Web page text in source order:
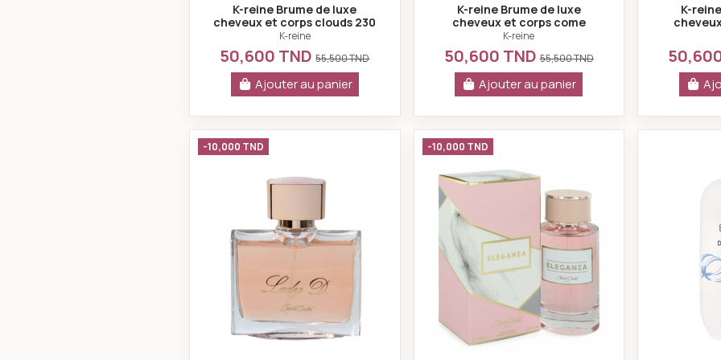
K-reine Brume de luxe
cheveux et corps clouds 230
ml
K-reine
50,600 TND55,500 TND
Ajouter au panier
K-reine Brume de luxe
cheveux et corps come
closer 230 ml
K-reine
50,600 TND55,500 TND
Ajouter au panier
K-
Lady D Eau de Parfum pour Femme 100 ML - Diane Castel
-10,000 TND -10,000 TND